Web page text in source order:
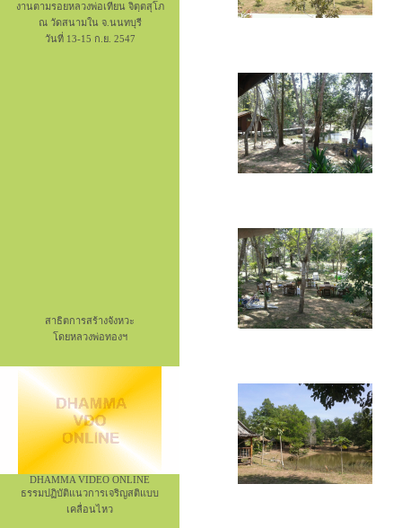
งานตามรอยหลวงพ่อเทียน จิตฺตสุโภ
ณ วัดสนามใน จ.นนทบุรี
วันที่ 13-15 ก.ย. 2547
สาธิตการสร้างจังหวะ
โดยหลวงพ่อทองฯ
DHAMMA VIDEO ONLINE
ธรรมปฏิบัติแนวการเจริญสติแบบ
เคลื่อนไหว